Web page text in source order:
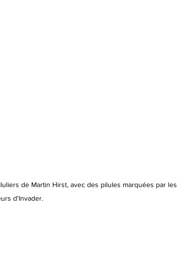
de Martin Hirst, avec des pilules marquées par les
d'Invader.